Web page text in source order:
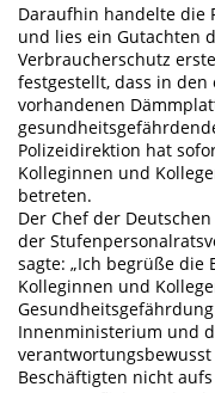
Daraufhin handelte die
und lies ein Gutachten
Verbraucherschutz
festgestellt, dass in den
vorhandenen
Polizeidirektion hat
Kolleginnen und
betreten.
Der Chef der
der
sagte: „Ich begrüße die
Kolleginnen und
Innenministerium und
Beschäftigten nicht